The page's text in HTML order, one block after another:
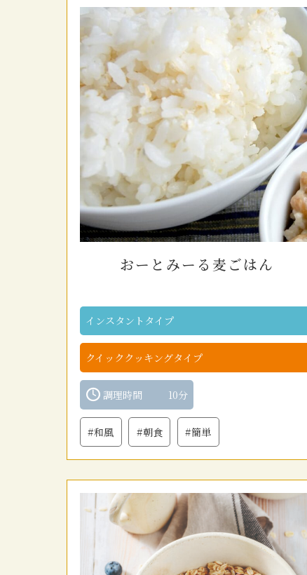
おーとみーる麦ごはん
インスタントタイプ
クイッククッキングタイプ
調理時間 10分
#和風 #朝食 #簡単